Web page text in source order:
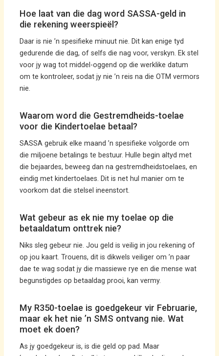
Hoe laat van die dag word SASSA-geld in
die rekening weerspieël?
Daar is nie ’n spesifieke minuut nie. Dit kan enige tyd
gedurende die dag, of selfs die nag voor, verskyn. Ek stel
voor jy wag tot middel-oggend op die werklike datum
om te kontroleer, sodat jy nie ’n reis na die OTM vermors
nie.
Waarom word die Gestremdheids-toelae
voor die Kindertoelae betaal?
SASSA gebruik elke maand ’n spesifieke volgorde om
die miljoene betalings te bestuur. Hulle begin altyd met
die bejaardes, beweeg dan na gestremdheidstoelaes, en
eindig met kindertoelaes. Dit is net hul manier om te
voorkom dat die stelsel ineenstort.
Wat gebeur as ek nie my toelae op die
betaaldatum onttrek nie?
Niks sleg gebeur nie. Jou geld is veilig in jou rekening of
op jou kaart. Trouens, dit is dikwels veiliger om ’n paar
dae te wag sodat jy die massiewe rye en die mense wat
begunstigdes op betaaldag prooi, kan vermy.
My R350-toelae is goedgekeur vir Februarie,
maar ek het nie ’n SMS ontvang nie. Wat
moet ek doen?
As jy goedgekeur is, is die geld op pad. Maar